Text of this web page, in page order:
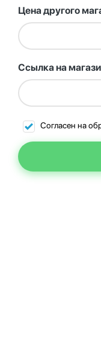
Цена другого
Ссылка на
Согласен на